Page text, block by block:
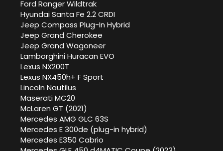
Ford Ranger Wildtrak
Hyundai Santa Fe 2.2 CRDI
Jeep Compass Plug-In Hybrid
Jeep Grand Cherokee
Jeep Grand Wagoneer
Lamborghini Huracan EVO
Lexus NX200T
Lexus NX450h+ F Sport
Lincoln Nautilus
Maserati MC20
McLaren GT (2021)
Mercedes AMG GLC 63S
Mercedes E 300de (plug-in hybrid)
Mercedes E350 Cabrio